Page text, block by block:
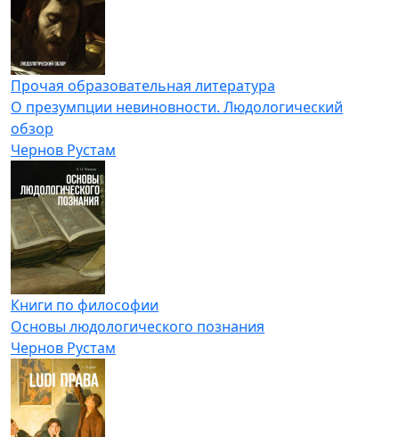
Прочая образовательная литература
О презумпции невиновности. Людологический
обзор
Чернов Рустам
Книги по философии
Основы людологического познания
Чернов Рустам